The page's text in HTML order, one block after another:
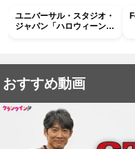
ユニバーサル・スタジオ・
ジャパン「ハロウィーン・
おすすめ動画